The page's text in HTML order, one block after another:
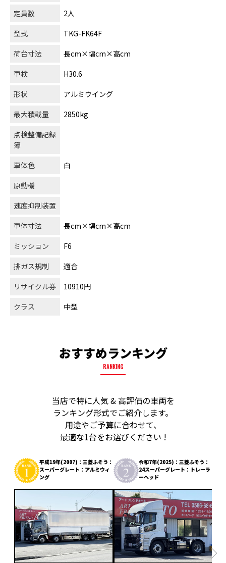
定員数
2人
型式
TKG-FK64F
荷台寸法
長cm×幅cm×高cm
車検
H30.6
形状
アルミウイング
最大積載量
2850kg
点検整備記録
簿
車体色
白
原動機
速度抑制装置
車体寸法
長cm×幅cm×高cm
ミッション
F6
排ガス規制
適合
リサイクル券
10910円
クラス
中型
おすすめランキング
RANKING
当店で特に人気 & 高評価の車両を
ランキング形式でご紹介します。
用途やご予算に合わせて、
最適な1台をお選びください !
平成19年(2007)：三菱ふそう：
スーパーグレート：アルミウィ
ング
令和7年(2025)：三菱ふそう：
24スーパーグレート：トレーラ
ーヘッド